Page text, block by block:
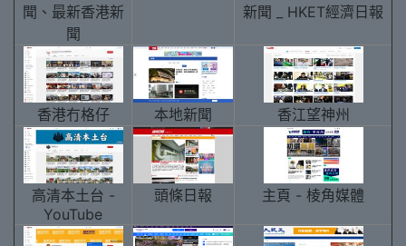
聞、最新香港新
聞
新聞 _ HKET經濟日報
香港冇格仔 本地新聞 香江望神州
高清本土台 -
YouTube
頭條日報 主頁 - 棱角媒體